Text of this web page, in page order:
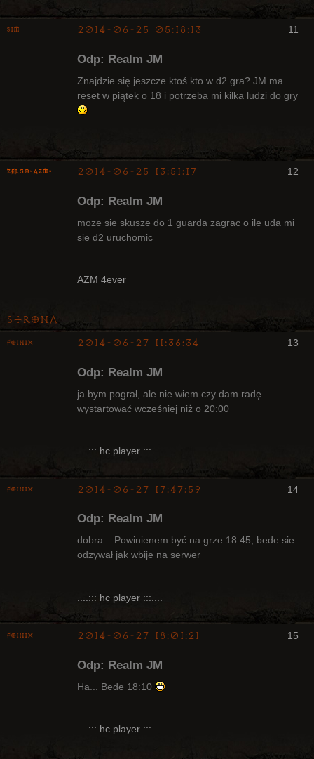
11
Sim 2014-06-25 05:18:13
Odp: Realm JM
Znajdzie się jeszcze ktoś kto w d2 gra? JM ma
reset w piątek o 18 i potrzeba mi kilka ludzi do gry
12
ZelgO-AZM- 2014-06-25 13:51:17
Odp: Realm JM
moze sie skusze do 1 guarda zagrac o ile uda mi
sie d2 uruchomic
AZM 4ever
Strona
13
Foinix 2014-06-27 11:36:34
Odp: Realm JM
ja bym pograł, ale nie wiem czy dam radę
wystartować wcześniej niż o 20:00
....::: hc player :::....
14
Foinix 2014-06-27 17:47:59
Odp: Realm JM
dobra... Powinienem być na grze 18:45, bede sie
odzywał jak wbije na serwer
....::: hc player :::....
15
Foinix 2014-06-27 18:01:21
Odp: Realm JM
Ha... Bede 18:10
....::: hc player :::....